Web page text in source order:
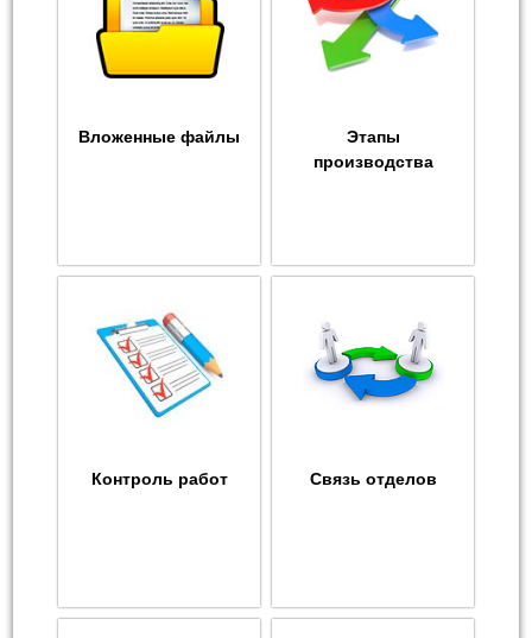
Вложенные файлы
Этапы
производства
Контроль работ Связь отделов